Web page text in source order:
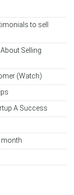
to sell
Selling
(Watch)
A Success
month